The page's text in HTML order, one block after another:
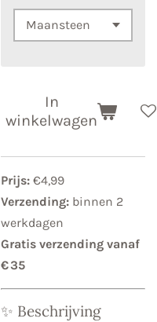
In
winkelwagen
Prijs: €4,99
Verzending: binnen 2
werkdagen
Gratis verzending vanaf
€ 35
✨ Beschrijving